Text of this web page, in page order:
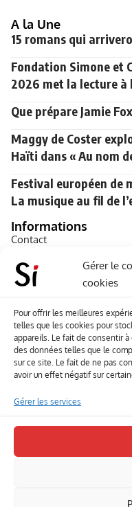
Gérer le
cookies
Pour offrir les meilleures
telles que les cookies pour
appareils. Le fait de consentir
des données telles que le
sur ce site. Le fait de ne pas
avoir un effet négatif sur
Gérer les services
A la Une
15 romans qui
Fondation Simone et
2026 met la lecture à
Que prépare Jamie
Maggy de Coster
Haïti dans « Au nom
Festival européen de
La musique au fil de
Informations
Contact
A propos de Souffle inédit
L’équipe
Sitemap
Envoyez-nous
Envie que vos